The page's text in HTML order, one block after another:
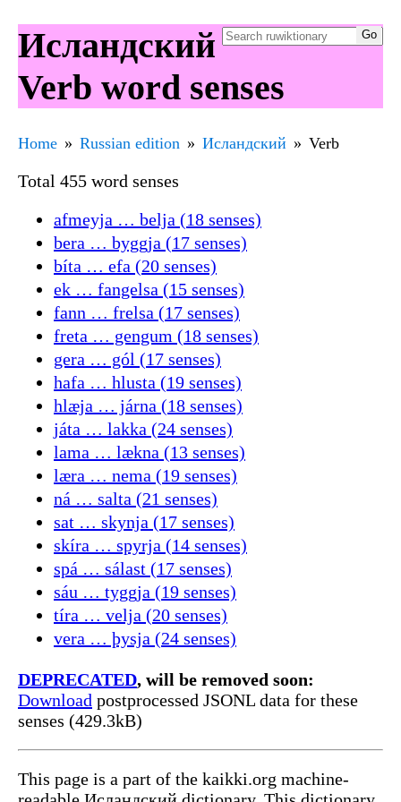
Исландский
Verb word senses
Home Russian edition Исландский Verb
Total 455 word senses
afmeyja … belja (18 senses)
bera … byggja (17 senses)
bíta … efa (20 senses)
ek … fangelsa (15 senses)
fann … frelsa (17 senses)
freta … gengum (18 senses)
gera … gól (17 senses)
hafa … hlusta (19 senses)
hlæja … járna (18 senses)
játa … lakka (24 senses)
lama … lækna (13 senses)
læra … nema (19 senses)
ná … salta (21 senses)
sat … skynja (17 senses)
skíra … spyrja (14 senses)
spá … sálast (17 senses)
sáu … tyggja (19 senses)
tíra … velja (20 senses)
vera … þysja (24 senses)
DEPRECATED, will be removed soon:
Download postprocessed JSONL data for these
senses (429.3kB)
This page is a part of the kaikki.org machine-